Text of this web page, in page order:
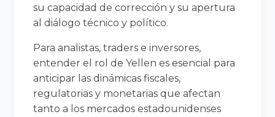
su capacidad de corrección y su apertura
al diálogo técnico y político.
Para analistas, traders e inversores,
entender el rol de Yellen es esencial para
anticipar las dinámicas fiscales,
regulatorias y monetarias que afectan
tanto a los mercados estadounidenses